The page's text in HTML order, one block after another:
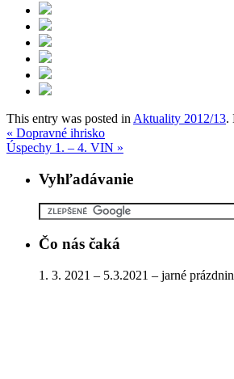
This entry was posted in Aktuality 2012/13.
« Dopravné ihrisko
Úspechy 1. – 4. VIN »
Vyhľadávanie
Čo nás čaká
1. 3. 2021 – 5.3.2021 – jarné